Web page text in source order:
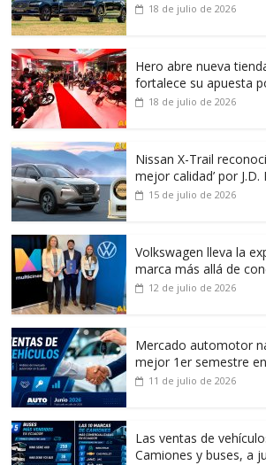
18 de julio de 2026
Hero abre nueva
fortalece su apuesta
18 de julio de 2026
Nissan X-Trail
mejor calidad’ por
15 de julio de 2026
Volkswagen lleva la
marca más allá de
12 de julio de 2026
Mercado automotor
mejor 1er semestre
11 de julio de 2026
Las ventas de
Camiones y buses, a